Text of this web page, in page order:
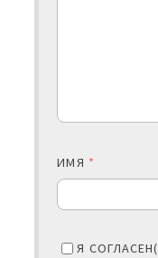
ИМЯ *
Я